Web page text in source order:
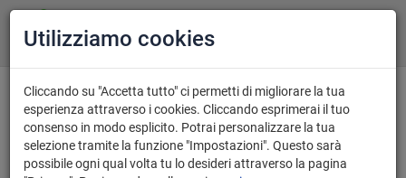
Valutazione gratuita e acquisto auto
usate a Torino
con pagamento immediato
Utilizziamo cookies
Cliccando su "Accetta tutto" ci permetti di migliorare la tua
esperienza attraverso i cookies. Cliccando esprimerai il tuo
consenso in modo esplicito. Potrai personalizzare la tua
selezione tramite la funzione "Impostazioni". Questo sarà
possibile ogni qual volta tu lo desideri attraverso la pagina